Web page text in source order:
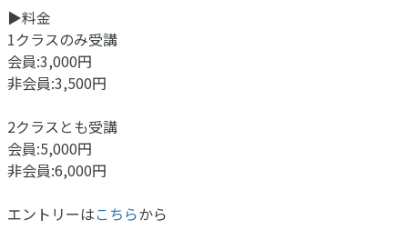
▶︎料金
1クラスのみ受講
会員:3,000円
非会員:3,500円
2クラスとも受講
会員:5,000円
非会員:6,000円
エントリーはこちらから